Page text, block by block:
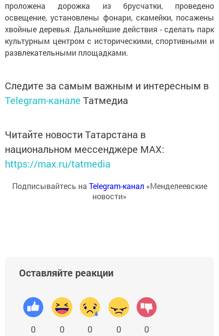
проложена дорожка из брусчатки, проведено
освещение, установлены фонари, скамейки, посажены
хвойные деревья. Дальнейшие действия - сделать парк
культурным центром с историческими, спортивными и
развлекательными площадками.
Следите за самым важным и интересным в
Telegram-канале Татмедиа
Читайте новости Татарстана в
национальном мессенджере MАХ:
https://max.ru/tatmedia
Подписывайтесь на Telegram-канал «Менделеевские
новости»
Оставляйте реакции
0 0 0 0 0